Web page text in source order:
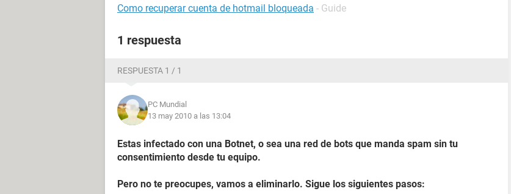
Como recuperar cuenta de hotmail bloqueada - Guide
1 respuesta
RESPUESTA 1 / 1
PC Mundial
13 may 2010 a las 13:04
Estas infectado con una Botnet, o sea una red de bots que manda spam sin tu
consentimiento desde tu equipo.
Pero no te preocupes, vamos a eliminarlo. Sigue los siguientes pasos: